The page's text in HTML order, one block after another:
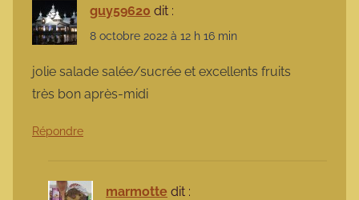
guy59620 dit :
8 octobre 2022 à 12 h 16 min
jolie salade salée/sucrée et excellents fruits
très bon après-midi
Répondre
marmotte dit :